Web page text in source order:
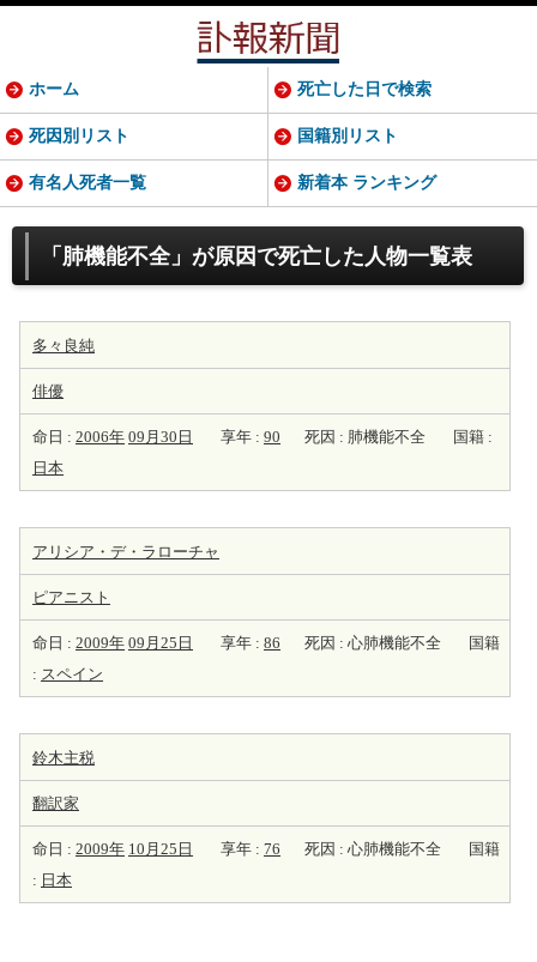
「肺機能不全」が原因で死亡した人物一覧表
多々良純
俳優
命日 : 2006年 09月30日 享年 : 90 死因 : 肺機能不全
国籍 :
日本
アリシア・デ・ラローチャ
ピアニスト
命日 : 2009年 09月25日 享年 : 86 死因 : 心肺機能不全
国籍
: スペイン
鈴木主税
翻訳家
命日 : 2009年 10月25日 享年 : 76 死因 : 心肺機能不全
国籍
: 日本
ホーム 死亡した日で検索
死因別リスト 国籍別リスト
有名人死者一覧 新着本 ランキング